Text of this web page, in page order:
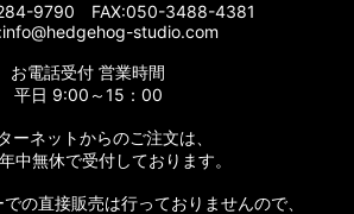
9790 FAX:050-3488-4381
studio.com
お電話受付 営業時間
平日 9:00～15：00
ーネットからのご注文は、
中無休で受付しております。
の直接販売は行っておりませんので、